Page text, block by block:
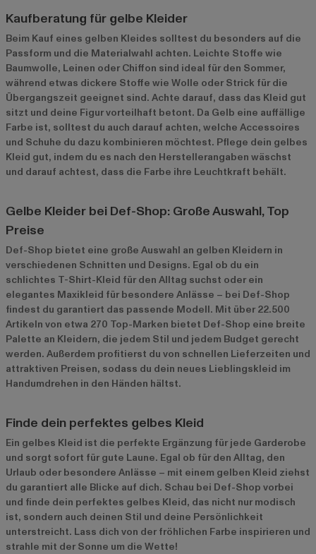
Kaufberatung für gelbe Kleider
Beim Kauf eines gelben Kleides solltest du besonders auf die
Passform und die Materialwahl achten. Leichte Stoffe wie
Baumwolle, Leinen oder Chiffon sind ideal für den Sommer,
während etwas dickere Stoffe wie Wolle oder Strick für die
Übergangszeit geeignet sind. Achte darauf, dass das Kleid gut
sitzt und deine Figur vorteilhaft betont. Da Gelb eine auffällige
Farbe ist, solltest du auch darauf achten, welche Accessoires
und Schuhe du dazu kombinieren möchtest. Pflege dein gelbes
Kleid gut, indem du es nach den Herstellerangaben wäschst
und darauf achtest, dass die Farbe ihre Leuchtkraft behält.
Gelbe Kleider bei Def-Shop: Große Auswahl, Top
Preise
Def-Shop bietet eine große Auswahl an gelben Kleidern in
verschiedenen Schnitten und Designs. Egal ob du ein
schlichtes T-Shirt-Kleid für den Alltag suchst oder ein
elegantes Maxikleid für besondere Anlässe – bei Def-Shop
findest du garantiert das passende Modell. Mit über 22.500
Artikeln von etwa 270 Top-Marken bietet Def-Shop eine breite
Palette an Kleidern, die jedem Stil und jedem Budget gerecht
werden. Außerdem profitierst du von schnellen Lieferzeiten und
attraktiven Preisen, sodass du dein neues Lieblingskleid im
Handumdrehen in den Händen hältst.
Finde dein perfektes gelbes Kleid
Ein gelbes Kleid ist die perfekte Ergänzung für jede Garderobe
und sorgt sofort für gute Laune. Egal ob für den Alltag, den
Urlaub oder besondere Anlässe – mit einem gelben Kleid ziehst
du garantiert alle Blicke auf dich. Schau bei Def-Shop vorbei
und finde dein perfektes gelbes Kleid, das nicht nur modisch
ist, sondern auch deinen Stil und deine Persönlichkeit
unterstreicht. Lass dich von der fröhlichen Farbe inspirieren und
strahle mit der Sonne um die Wette!